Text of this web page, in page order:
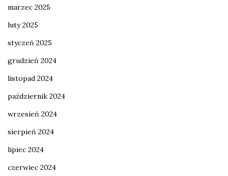
marzec 2025
luty 2025
styczeń 2025
grudzień 2024
listopad 2024
październik 2024
wrzesień 2024
sierpień 2024
lipiec 2024
czerwiec 2024